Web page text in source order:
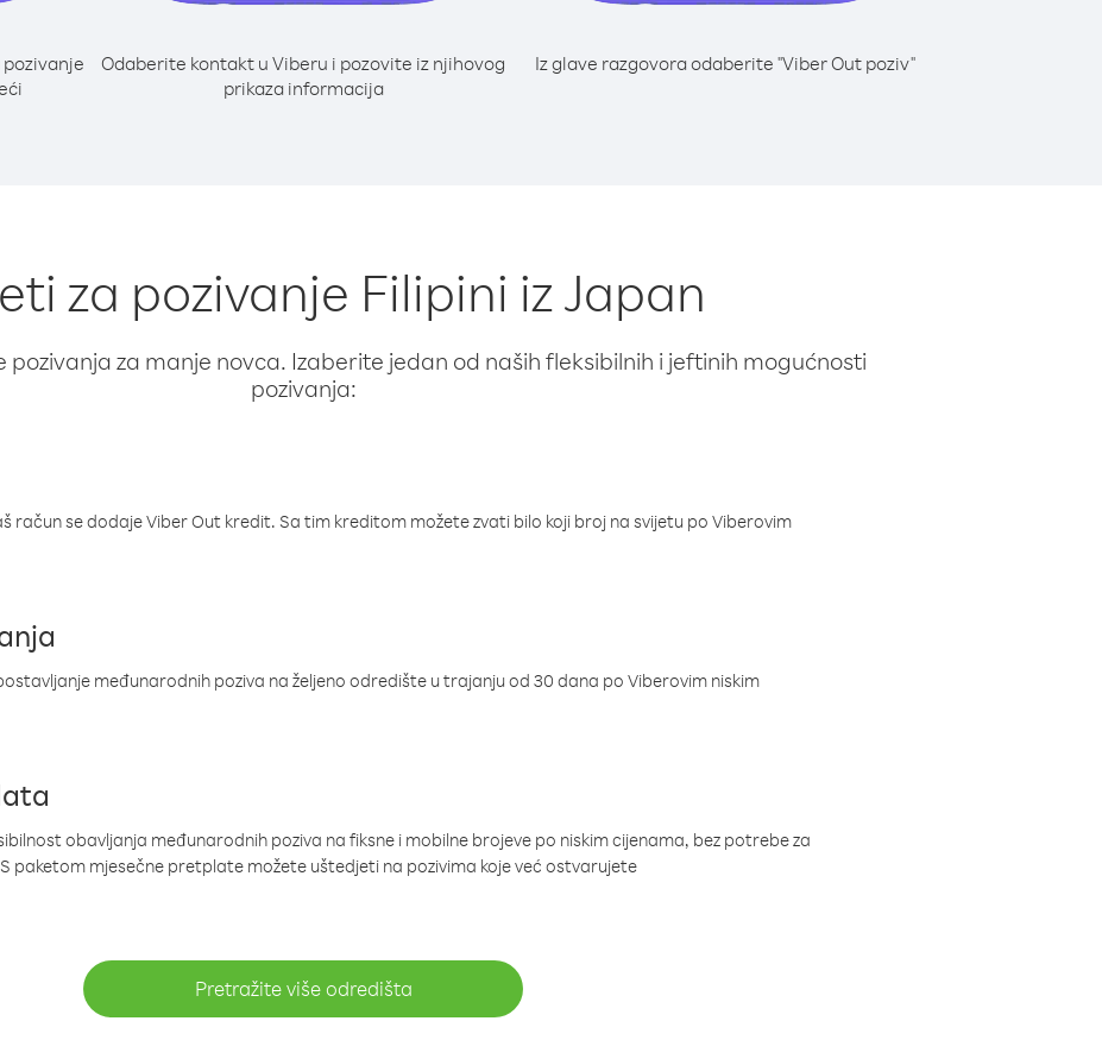
pozivanje
Odaberite kontakt u Viberu i pozovite iz njihovog
prikaza informacija
Iz glave razgovora odaberite "Viber Out poziv"
za pozivanje Filipini iz Japan
pozivanja za manje novca. Izaberite jedan od naših fleksibilnih i jeftinih mogućnosti
pozivanja:
račun se dodaje Viber Out kredit. Sa tim kreditom možete zvati bilo koji broj na svijetu po Viberovim
međunarodnih poziva na željeno odredište u trajanju od 30 dana po Viberovim niskim
obavljanja međunarodnih poziva na fiksne i mobilne brojeve po niskim cijenama, bez potrebe za
paketom mjesečne pretplate možete uštedjeti na pozivima koje već ostvarujete
Pretražite više odredišta